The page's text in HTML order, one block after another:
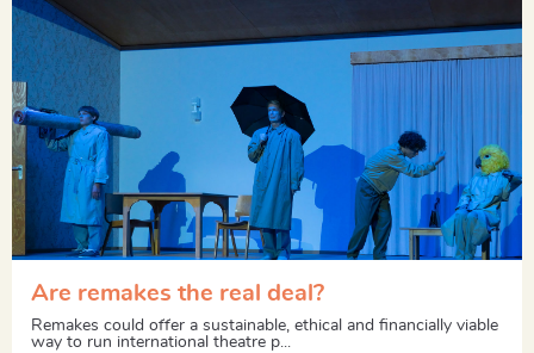
Are remakes the real deal?
Remakes could offer a sustainable, ethical and financially viable
way to run international theatre p...